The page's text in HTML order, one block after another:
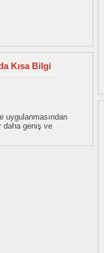
Kısa Bilgi
uygulanmasından
daha geniş ve